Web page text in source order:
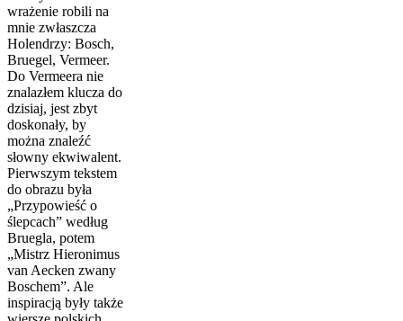
wrażenie robili na
mnie zwłaszcza
Holendrzy: Bosch,
Bruegel, Vermeer.
Do Vermeera nie
znalazłem klucza do
dzisiaj, jest zbyt
doskonały, by
można znaleźć
słowny ekwiwalent.
Pierwszym tekstem
do obrazu była
„Przypowieść o
ślepcach” według
Bruegla, potem
„Mistrz Hieronimus
van Aecken zwany
Boschem”. Ale
inspiracją były także